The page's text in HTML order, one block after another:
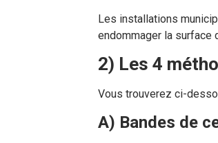
Les installations
endommager la surface
2) Les 4
Vous trouverez ci-
A) Bandes de